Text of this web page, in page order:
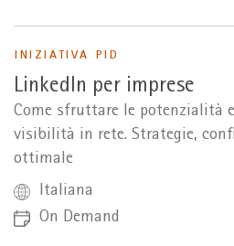
INIZIATIVA PID
LinkedIn per imprese
Come sfruttare le potenzialità
visibilità in rete. Strategie,
ottimale
Italiana
On Demand